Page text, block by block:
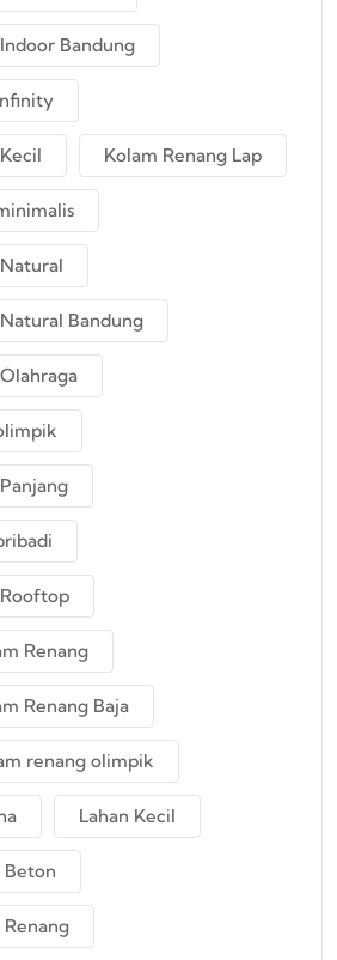
Bandung
Kolam Renang Lap
Bandung
Renang
Renang Baja
renang olimpik
Lahan Kecil
Beton